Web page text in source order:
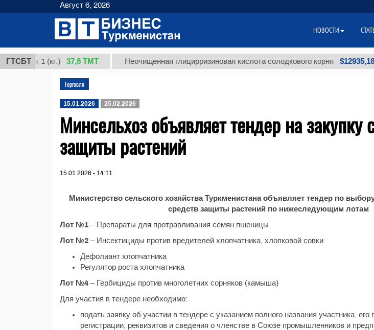
ГТСБТ
сорт 1 (кг.) 37,8 ТМТ Неочищенная глицирризиновая кислота солодкового корня $12935,18
Торговля
15.01.2026 25.02.2026
Минсельхоз объявляет тендер на закупку
защиты растений
15.01.2026 - 14:11
Министерство сельского хозяйства Туркменистана объявляет тендер по
средств защиты растений по нижеследующим лотам
Лот №1 – Препараты для протравливания семян пшеницы
Лот №2 – Инсектициды против вредителей хлопчатника, хлопковой совки
Дефолиант хлопчатника
Регулятор роста хлопчатника
Лот №4 – Гербициды против многолетних сорняков (камыша)
Для участия в тендере необходимо:
подать заявку об участии в тендере с указанием полного названия участника, его
регистрации, реквизитов и сведения о членстве в Союзе промышленников и
Август 6, 2026
НОВОСТИ